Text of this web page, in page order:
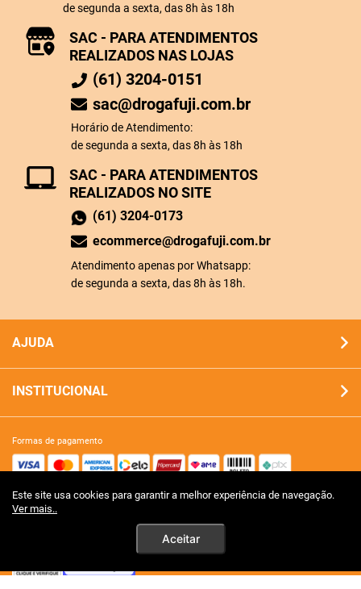
Este site usa cookies para garantir a melhor experiência de navegação.
Ver mais..
Aceitar
de segunda a sexta, das 8h às 18h
SAC - PARA ATENDIMENTOS
REALIZADOS NO SITE
(61) 3204-0173
ecommerce@drogafuji.com.br
Atendimento apenas por Whatsapp:
de segunda a sexta, das 8h às 18h.
SAC - PARA ATENDIMENTOS
REALIZADOS NAS LOJAS
(61) 3204-0151
sac@drogafuji.com.br
Horário de Atendimento:
de segunda a sexta, das 8h às 18h
AJUDA
INSTITUCIONAL
formas de pagamento
site 100% seguro